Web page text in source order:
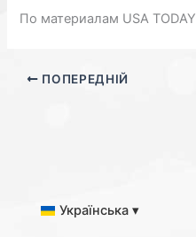
По материалам USA TODAY
ПОПЕРЕДНІЙ
Українська ▾